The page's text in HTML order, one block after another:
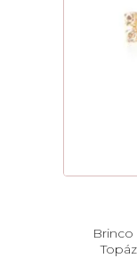
Brinco